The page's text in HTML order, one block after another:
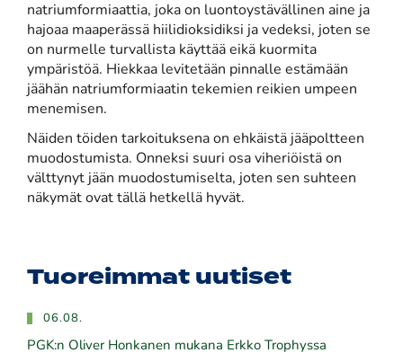
natriumformiaattia, joka on luontoystävällinen aine ja
hajoaa maaperässä hiilidioksidiksi ja vedeksi, joten se
on nurmelle turvallista käyttää eikä kuormita
ympäristöä. Hiekkaa levitetään pinnalle estämään
jäähän natriumformiaatin tekemien reikien umpeen
menemisen.
Näiden töiden tarkoituksena on ehkäistä jääpoltteen
muodostumista. Onneksi suuri osa viheriöistä on
välttynyt jään muodostumiselta, joten sen suhteen
näkymät ovat tällä hetkellä hyvät.
Tuoreimmat uutiset
06.08.
PGK:n Oliver Honkanen mukana Erkko Trophyssa